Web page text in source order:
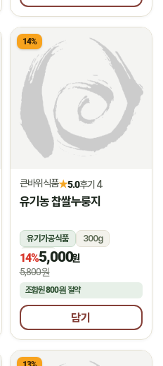
14%
큰바위식품★5.0후기 4
유기농 찹쌀누룽지
유기가공식품
300g
상온
14%5,000원
5,800원
조합원800원절약
담기